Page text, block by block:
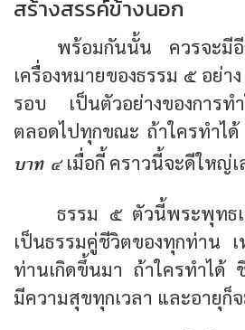
สร้างสรรค์ข้างนอก
พร้อมกันนั้น ควรจะ
เครื่องหมายของธรรม ๕ อย่า
รอบ เป็นตัวอย่างของการท
ตลอดไปทุกขณะ ถ้าใครทำได้
บาท ๔เมื่อกี้ คราวนี้จะดีใหญ่เ
ธรรม ๕ ตัวนี้พระพุทธ
เป็นธรรมคู่ชีวิตของทุกท่าน
ท่านเกิดขึ้นมา ถ้าใครทำได้
มีความสุขทุกเวลา และอายุก็